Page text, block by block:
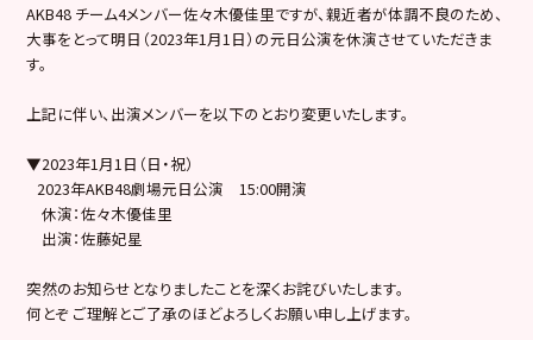
AKB48 チーム4メンバー佐々木優佳里ですが、親近者が体調不良のため、
大事をとって明日（2023年1月1日）の元日公演を休演させていただきま
す。
上記に伴い、出演メンバーを以下のとおり変更いたします。
▼2023年1月1日（日・祝）
2023年AKB48劇場元日公演 15:00開演
休演：佐々木優佳里
出演：佐藤妃星
突然のお知らせとなりましたことを深くお詫びいたします。
何とぞ ご理解とご了承のほどよろしくお願い申し上げます。